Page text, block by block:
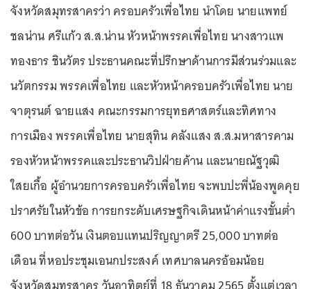
จังหวัดสมุทรสาครว่า ครอบครัวเพื่อไทย นำโดย นายแพทย์
ชลน่าน ศรีแก้ว ส.ส.น่าน หัวหน้าพรรคเพื่อไทย นางสาวแพ
ทองธาร ชินวัตร ประธานคณะที่ปรึกษาด้านการมีส่วนร่วมและ
นวัตกรรม พรรคเพื่อไทย และหัวหน้าครอบครัวเพื่อไทย นาย
จาตุรนต์ ฉายแสง คณะกรรมการยุทธศาสตร์และทิศทาง
การเมือง พรรคเพื่อไทย นายสุทิน คลังแสง ส.ส.มหาสารคาม
รองหัวหน้าพรรคและประธานวิปฝ่ายค้าน และนายณัฐวุฒิ
ใสยเกื้อ ผู้อำนวยการครอบครัวเพื่อไทย จะพบปะพี่น้องพูดคุย
ปราศรัยในหัวข้อ การยกระดับเศรษฐกิจเดินหน้าค่าแรงขั้นต่ำ
600 บาทต่อวัน เงินตอบแทนปริญญาตรี 25,000 บาทต่อ
เดือน ที่หอประชุมเอนกประสงค์ เทศบาลนครอ้อมน้อย